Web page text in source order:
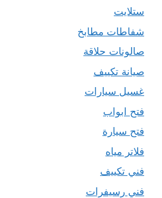
ستلايت
شفاطات مطابخ
صالونات حلاقة
صيانة تكييف
غسيل سيارات
فتح ابواب
فتح سيارة
فلاتر مياه
فني تكييف
فني رسيفرات